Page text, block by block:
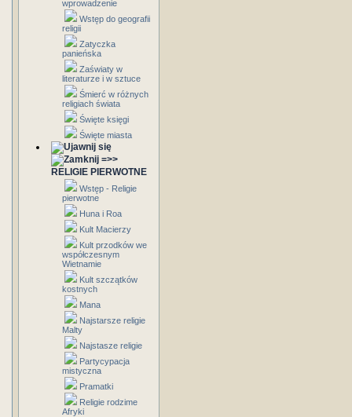
wprowadzenie
Wstęp do geografii
religii
Zatyczka
panieńska
Zaświaty w
literaturze i w sztuce
Śmierć w różnych
religiach świata
Święte księgi
Święte miasta
=>>
RELIGIE PIERWOTNE
Wstęp - Religie
pierwotne
Huna i Roa
Kult Macierzy
Kult przodków we
współczesnym
Wietnamie
Kult szczątków
kostnych
Mana
Najstarsze religie
Malty
Najstasze religie
Partycypacja
mistyczna
Pramatki
Religie rodzime
Afryki